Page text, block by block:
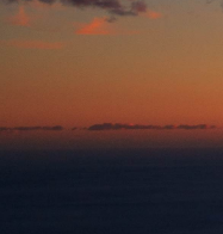
Aller